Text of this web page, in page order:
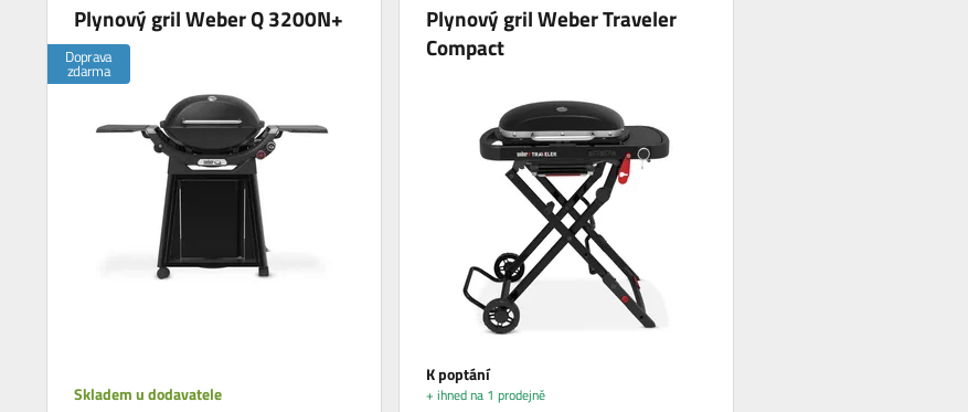
Plynový gril Weber Q 3200N+
Doprava
zdarma
Skladem u dodavatele
Plynový gril Weber Traveler
Compact
K poptání
+ ihned na 1 prodejně